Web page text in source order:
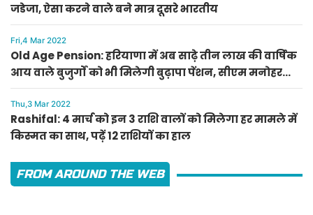
जडेजा, ऐसा करने वाले बने मात्र दूसरे भारतीय
Fri,4 Mar 2022
Old Age Pension: हरियाणा में अब साढ़े तीन लाख की वार्षिक
आय वाले बुजुर्गों को भी मिलेगी बुढ़ापा पेंशन, सीएम मनोहर
लाल का ऐलान
Thu,3 Mar 2022
Rashifal: 4 मार्च को इन 3 राशि वालों को मिलेगा हर मामले में
किस्मत का साथ, पढ़ें 12 राशियों का हाल
FROM AROUND THE WEB